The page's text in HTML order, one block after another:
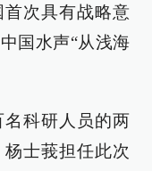
次具有战略意
国水声“从浅海
科研人员的两
士莪担任此次